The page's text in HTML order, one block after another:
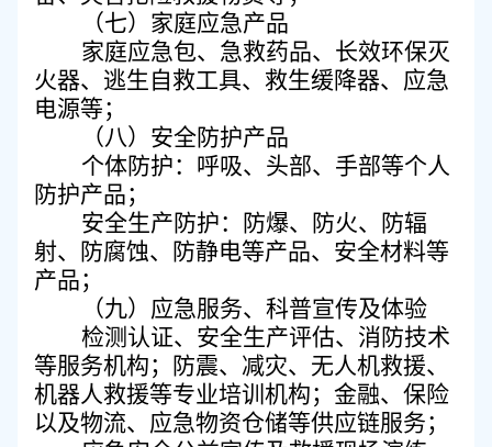
（七） 家庭应急产品
家庭应急包、急救药品、长效环保灭
火器、逃生自救工具、救生缓降器、应急
电源等；
（八） 安全防护产品
个体防护： 呼吸、头部、手部等个人
防护产品；
安全生产防护：
防爆、防火、防辐
射、防腐蚀、防静电等产品、安全材料等
产品；
（九） 应急服务、科普宣传及体验
检测认证、安全生产评估、消防技术
等服务机构；防震、减灾、无人机救援、
机器人救援等专业培训机构；金融、保险
以及物流、应急物资仓储等供应链服务；